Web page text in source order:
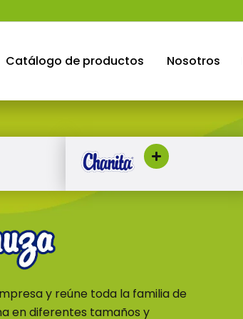
Catálogo de productos Nosotros
y reúne toda la familia de
en diferentes tamaños y